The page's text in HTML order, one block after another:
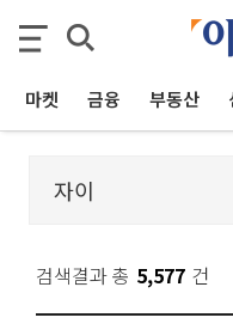
마켓 금융 부동산
검색결과 총 5,577 건